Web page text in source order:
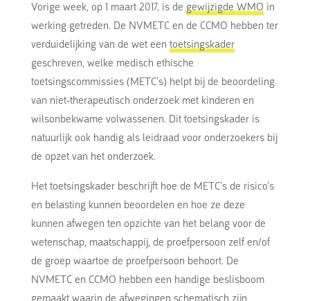
Vorige week, op 1 maart 2017, is de gewijzigde WMO in
werking getreden. De NVMETC en de CCMO hebben ter
verduidelijking van de wet een toetsingskader
geschreven, welke medisch ethische
toetsingscommissies (METC’s) helpt bij de beoordeling
van niet-therapeutisch onderzoek met kinderen en
wilsonbekwame volwassenen. Dit toetsingskader is
natuurlijk ook handig als leidraad voor onderzoekers bij
de opzet van het onderzoek.
Het toetsingskader beschrijft hoe de METC’s de risico’s
en belasting kunnen beoordelen en hoe ze deze
kunnen afwegen ten opzichte van het belang voor de
wetenschap, maatschappij, de proefpersoon zelf en/of
de groep waartoe de proefpersoon behoort. De
NVMETC en CCMO hebben een handige beslisboom
gemaakt waarin de afwegingen schematisch zijn